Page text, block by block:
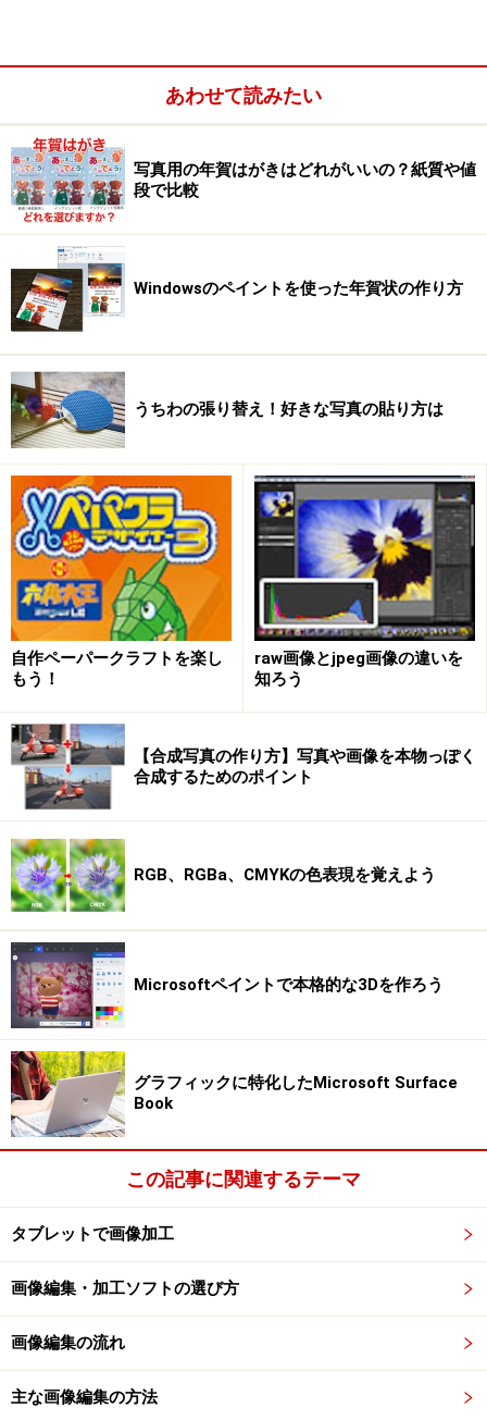
7つのレイヤーを重ねて1つの画像に見せている例
ではなぜレイヤーに分ける必要があるのでしょうか。次
※記事内容は執筆時点のものです。最新の内容をご確認くださ
い。
法が異なる可能性があります。
あわせて読みたい
写真用の年賀はがきはどれがいいの？紙質や値
段で比較
Windowsのペイントを使った年賀状の作り方
うちわの張り替え！好きな写真の貼り方は
自作ペーパークラフトを楽し
もう！
raw画像とjpeg画像の違いを
知ろう
【合成写真の作り方】写真や画像を本物っぽく
合成するためのポイント
RGB、RGBa、CMYKの色表現を覚えよう
Microsoftペイントで本格的な3Dを作ろう
グラフィックに特化したMicrosoft Surface
Book
この記事に関連するテーマ
タブレットで画像加工
画像編集・加工ソフトの選び方
画像編集の流れ
主な画像編集の方法